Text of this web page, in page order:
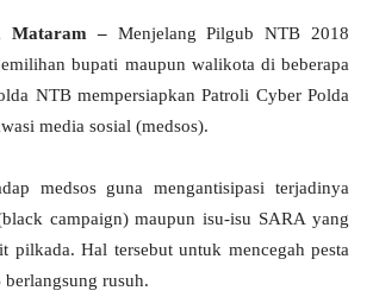
Mataram –Menjelang Pilgub NTB 2018
bupati maupun walikota di beberapa
NTB mempersiapkan Patroli Cyber Polda
media sosial (medsos).
medsos guna mengantisipasi terjadinya
campaign) maupun isu-isu SARA yang
pilkada. Hal tersebut untuk mencegah pesta
rusuh.